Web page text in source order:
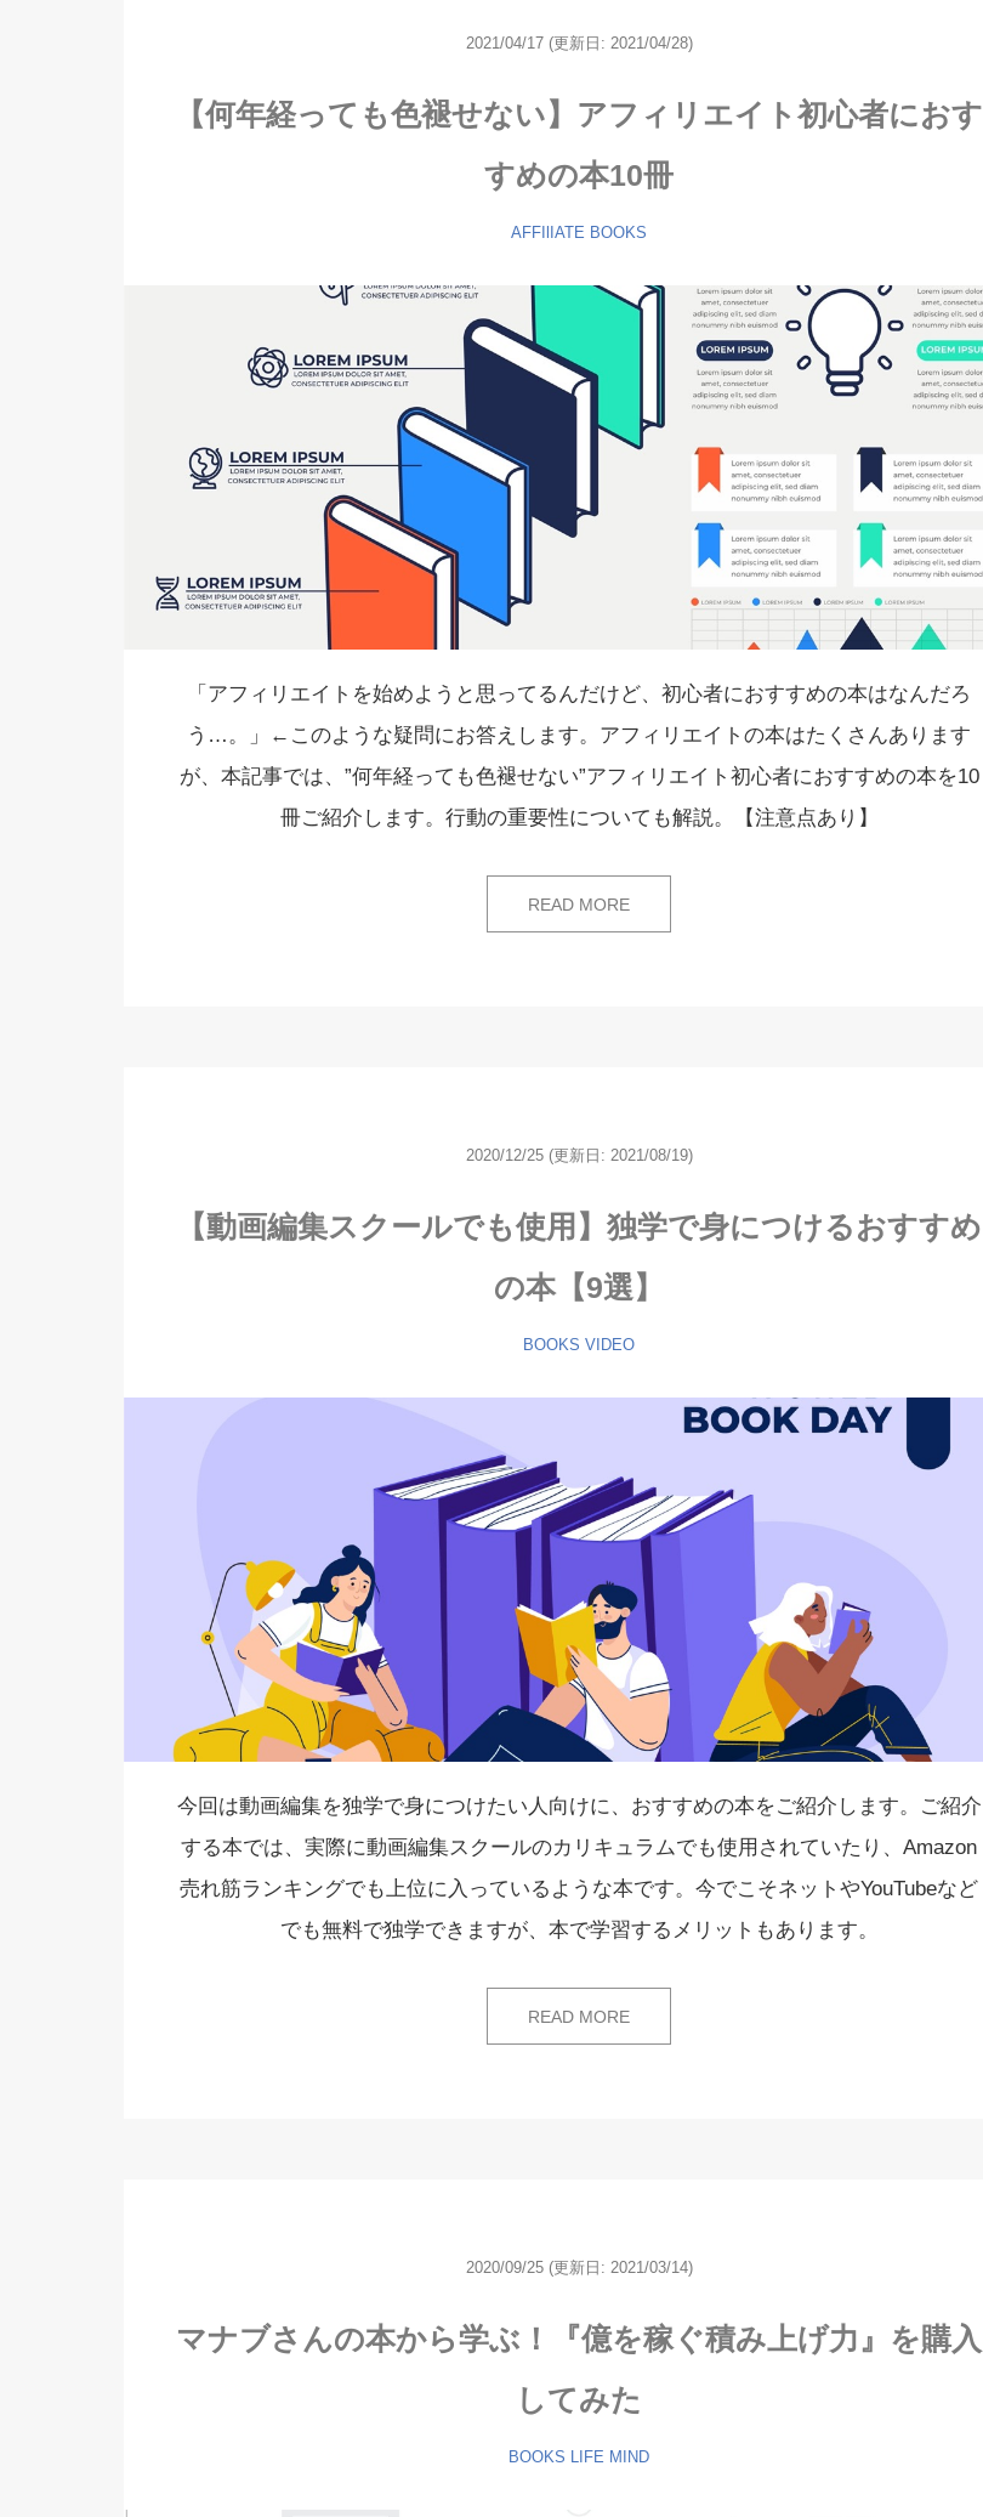
2021/04/17 (更新日: 2021/04/28)
【何年経っても色褪せない】アフィリエイト初心者におす
すめの本10冊
AFFIlIATE BOOKS
「アフィリエイトを始めようと思ってるんだけど、初心者におすすめの本はなんだろ
う…。」←このような疑問にお答えします。アフィリエイトの本はたくさんあります
が、本記事では、”何年経っても色褪せない”アフィリエイト初心者におすすめの本を10
冊ご紹介します。行動の重要性についても解説。【注意点あり】
READ MORE
2020/12/25 (更新日: 2021/08/19)
【動画編集スクールでも使用】独学で身につけるおすすめ
の本【9選】
BOOKS VIDEO
今回は動画編集を独学で身につけたい人向けに、おすすめの本をご紹介します。ご紹介
する本では、実際に動画編集スクールのカリキュラムでも使用されていたり、Amazon
売れ筋ランキングでも上位に入っているような本です。今でこそネットやYouTubeなど
でも無料で独学できますが、本で学習するメリットもあります。
READ MORE
2020/09/25 (更新日: 2021/03/14)
マナブさんの本から学ぶ！『億を稼ぐ積み上げ力』を購入
してみた
BOOKS LIFE MIND